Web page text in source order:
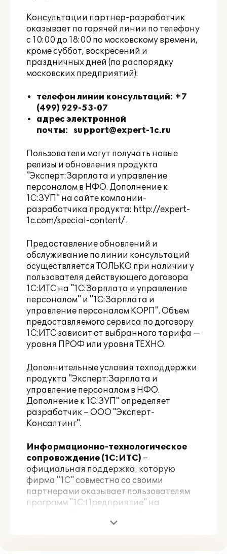
Консультации партнер-разработчик
оказывает по горячей линии по телефону
с 10:00 до 18:00 по московскому времени,
кроме суббот, воскресений и
праздничных дней (по распорядку
московских предприятий):
телефон линии консультаций: +7
(499) 929-53-07
адрес электронной
почты: support@expert-1c.ru
Пользователи могут получать новые
релизы и обновления продукта
"Эксперт:Зарплата и управление
персоналом в НФО. Дополнение к
1С:ЗУП" на сайте компании-
разработчика продукта: http://expert-
1c.com/special-content/.
Предоставление обновлений и
обслуживание по линии консультаций
осуществляется ТОЛЬКО при наличии у
пользователя действующего договора
1С:ИТС на "1С:Зарплата и управление
персоналом" и "1С:Зарплата и
управление персоналом КОРП". Объем
предоставляемого сервиса по договору
1С:ИТС зависит от выбранного тарифа —
уровня ПРОФ или уровня ТЕХНО.
Дополнительные условия техподдержки
продукта "Эксперт:Зарплата и
управление персоналом в НФО.
Дополнение к 1С:ЗУП" определяет
разработчик – ООО "Эксперт-
Консалтинг".
Информационно-технологическое
сопровождение (1С:ИТС) –
официальная поддержка, которую
фирма "1С" совместно со своими
партнерами оказывает пользователям
программ "1С:Предприятие" на
Официальная поддержка включает в